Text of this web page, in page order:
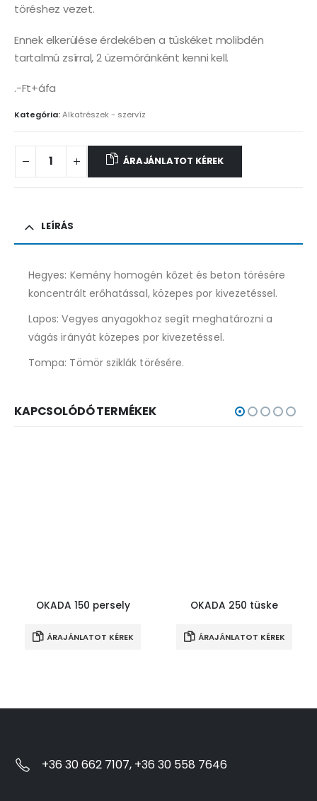
töréshez vezet.
Ennek elkerülése érdekében a tüskéket molibdén
tartalmú zsírral, 2 üzemóránként kenni kell.
.-Ft+áfa
Kategória:Alkatrészek - szervíz
ÁRAJÁNLATOT KÉREK
LEÍRÁS
Hegyes: Kemény homogén kőzet és beton törésére
koncentrált erőhatással, közepes por kivezetéssel.
Lapos: Vegyes anyagokhoz segít meghatározni a
vágás irányát közepes por kivezetéssel.
Tompa: Tömör sziklák törésére.
KAPCSOLÓDÓ TERMÉKEK
OKADA 150 persely
ÁRAJÁNLATOT KÉREK
OKADA 250 tüske
ÁRAJÁNLATOT KÉREK
+36 30 662 7107, +36 30 558 7646